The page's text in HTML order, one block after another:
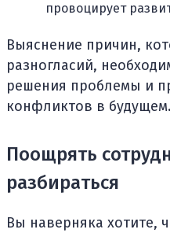
провоцирует
Выяснение причин,
разногласий,
решения проблемы и
конфликтов в будущем.
Поощрять
разбираться
Вы наверняка хотите,